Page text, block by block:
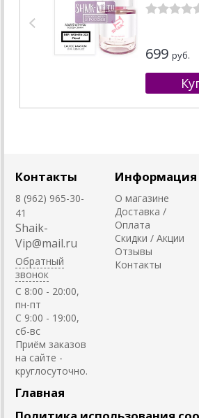
699 руб.
Контакты
8 (962) 965-30-
41
Shaik-
Vip@mail.ru
Обратный
звонок
C 8:00 - 20:00,
пн-пт
С 9:00 - 19:00,
сб-вс
Приём заказов
на сайте -
круглосуточно.
Информация
О магазине
Доставка /
Оплата
Скидки / Акции
Отзывы
Контакты
Главная